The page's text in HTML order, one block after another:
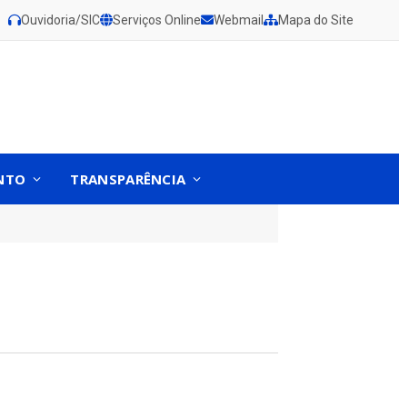
Ouvidoria/SIC Serviços Online Webmail Mapa do Site
TRANSPARÊNCIA